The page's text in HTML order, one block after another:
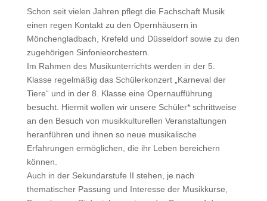
Schon seit vielen Jahren pflegt die Fachschaft Musik
einen regen Kontakt zu den Opernhäusern in
Mönchengladbach, Krefeld und Düsseldorf sowie zu den
zugehörigen Sinfonieorchestern.
Im Rahmen des Musikunterrichts werden in der 5.
Klasse regelmäßig das Schülerkonzert „Karneval der
Tiere“ und in der 8. Klasse eine Opernaufführung
besucht. Hiermit wollen wir unsere Schüler* schrittweise
an den Besuch von musikkulturellen Veranstaltungen
heranführen und ihnen so neue musikalische
Erfahrungen ermöglichen, die ihr Leben bereichern
können.
Auch in der Sekundarstufe II stehen, je nach
thematischer Passung und Interesse der Musikkurse,